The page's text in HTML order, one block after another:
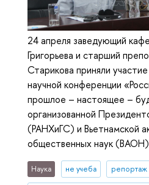
24 апреля заведующий
Григорьева и старший
Старикова приняли
научной конференции
прошлое – настоящее –
организованной
(РАНХиГС) и Вьетнамской
общественных наук
Наука не учеба репортаж